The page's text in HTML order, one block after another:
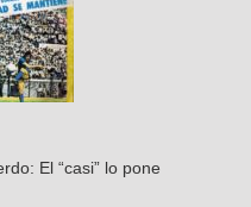
El “casi” lo pone